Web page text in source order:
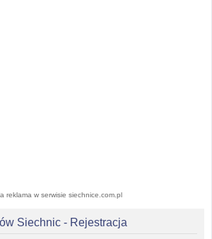
reklama w serwisie siechnice.com.pl
Siechnic - Rejestracja